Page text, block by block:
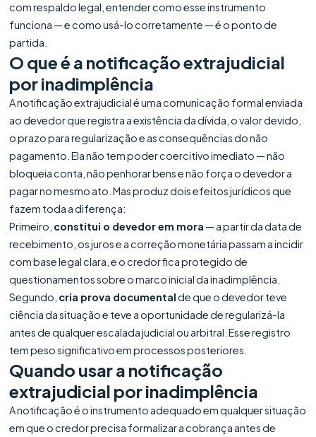
com respaldo legal, entender como esse instrumento
funciona — e como usá-lo corretamente — é o ponto de
partida.
O que é a notificação extrajudicial
por inadimplência
A notificação extrajudicial é uma comunicação formal enviada
ao devedor que registra a existência da dívida, o valor devido,
o prazo para regularização e as consequências do não
pagamento. Ela não tem poder coercitivo imediato — não
bloqueia conta, não penhorar bens e não força o devedor a
pagar no mesmo ato. Mas produz dois efeitos jurídicos que
fazem toda a diferença:
Primeiro, constitui o devedor em mora — a partir da data de
recebimento, os juros e a correção monetária passam a incidir
com base legal clara, e o credor fica protegido de
questionamentos sobre o marco inicial da inadimplência.
Segundo, cria prova documentalde que o devedor teve
ciência da situação e teve a oportunidade de regularizá-la
antes de qualquer escalada judicial ou arbitral. Esse registro
tem peso significativo em processos posteriores.
Quando usar a notificação
extrajudicial por inadimplência
A notificação é o instrumento adequado em qualquer situação
em que o credor precisa formalizar a cobrança antes de